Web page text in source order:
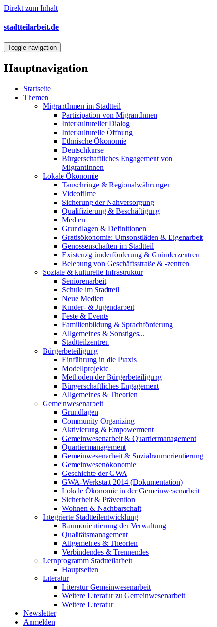
Direkt zum Inhalt
stadtteilarbeit.de
Toggle navigation
Hauptnavigation
Startseite
Themen
MigrantInnen im Stadtteil
Partizipation von MigrantInnen
Interkultureller Dialog
Interkulturelle Öffnung
Ethnische Ökonomie
Deutschkurse
Bürgerschaftliches Engagement von
MigrantInnen
Lokale Ökonomie
Tauschringe & Regionalwährungen
Videofilme
Sicherung der Nahversorgung
Qualifizierung & Beschäftigung
Medien
Grundlagen & Definitionen
Gratisökonomie: Umsonstläden & Eigenarbeit
Genossenschaften im Stadtteil
Existenzgründerförderung & Gründerzentren
Belebung von Geschäftsstraße & -zentren
Soziale & kulturelle Infrastruktur
Seniorenarbeit
Schule im Stadtteil
Neue Medien
Kinder- & Jugendarbeit
Feste & Events
Familienbildung & Sprachförderung
Allgemeines & Sonstiges...
Stadtteilzentren
Bürgerbeteiligung
Einführung in die Praxis
Modellprojekte
Methoden der Bürgerbeteiligung
Bürgerschaftliches Engagement
Allgemeines & Theorien
Gemeinwesenarbeit
Grundlagen
Community Organizing
Aktivierung & Empowerment
Gemeinwesenarbeit & Quartiermanagement
Quartiermanagement
Gemeinwesenarbeit & Sozialraumorientierung
Gemeinwesenökonomie
Geschichte der GWA
GWA-Werkstatt 2014 (Dokumentation)
Lokale Ökonomie in der Gemeinwesenarbeit
Sicherheit & Prävention
Wohnen & Nachbarschaft
Integrierte Stadtteilentwicklung
Raumorientierung der Verwaltung
Qualitätsmanagement
Allgemeines & Theorien
Verbindendes & Trennendes
Lernprogramm Stadtteilarbeit
Hauptseiten
Literatur
Literatur Gemeinwesenarbeit
Weitere Literatur zu Gemeinwesenarbeit
Weitere Literatur
Newsletter
Anmelden